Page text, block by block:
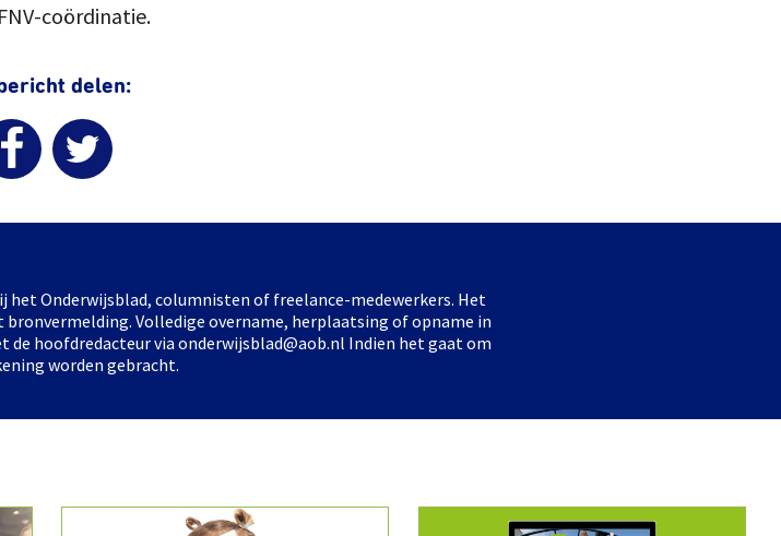
coördinatie.
delen:
Onderwijsblad, columnisten of freelance-medewerkers. Het
Volledige overname, herplaatsing of opname in
hoofdredacteur via onderwijsblad@aob.nl Indien het gaat om
worden gebracht.